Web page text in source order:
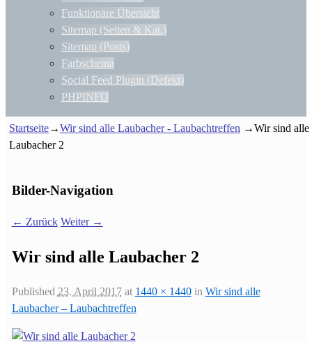
Funktionäre Übersicht
Sitemap (Seiten & Kat.)
Sitemap (Posts)
Farbschema
Social Feed Plugin (Defekt)
PHPINFO
Startseite→Wir sind alle Laubacher - Laubachtreffen →Wir sind alle
Laubacher 2
Bilder-Navigation
← Zurück Weiter →
Wir sind alle Laubacher 2
Published 23. April 2017at 1440 × 1440in Wir sind alle
Laubacher – Laubachtreffen